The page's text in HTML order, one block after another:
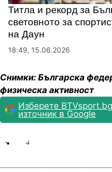
Титла и рекорд за
световното за
на Даун
18:49, 15.06.2026
Снимки: Българска
физическа активност
Изберете
източник в Google